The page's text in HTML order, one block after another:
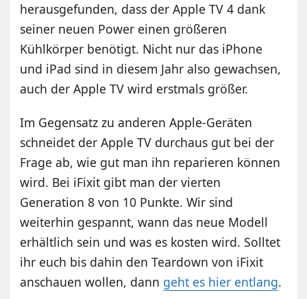
herausgefunden, dass der Apple TV 4 dank
seiner neuen Power einen größeren
Kühlkörper benötigt. Nicht nur das iPhone
und iPad sind in diesem Jahr also gewachsen,
auch der Apple TV wird erstmals größer.
Im Gegensatz zu anderen Apple-Geräten
schneidet der Apple TV durchaus gut bei der
Frage ab, wie gut man ihn reparieren können
wird. Bei iFixit gibt man der vierten
Generation 8 von 10 Punkte. Wir sind
weiterhin gespannt, wann das neue Modell
erhältlich sein und was es kosten wird. Solltet
ihr euch bis dahin den Teardown von iFixit
anschauen wollen, dann geht es hier entlang.